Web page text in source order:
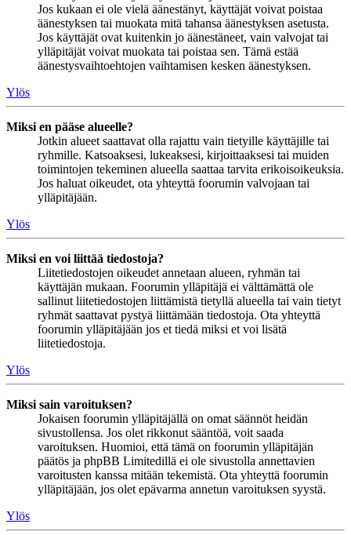
Jos kukaan ei ole vielä äänestänyt, käyttäjät voivat poistaa
äänestyksen tai muokata mitä tahansa äänestyksen asetusta.
Jos käyttäjät ovat kuitenkin jo äänestäneet, vain valvojat tai
ylläpitäjät voivat muokata tai poistaa sen. Tämä estää
äänestysvaihtoehtojen vaihtamisen kesken äänestyksen.
Ylös
Miksi en pääse alueelle?
Jotkin alueet saattavat olla rajattu vain tietyille käyttäjille tai
ryhmille. Katsoaksesi, lukeaksesi, kirjoittaaksesi tai muiden
toimintojen tekeminen alueella saattaa tarvita erikoisoikeuksia.
Jos haluat oikeudet, ota yhteyttä foorumin valvojaan tai
ylläpitäjään.
Ylös
Miksi en voi liittää tiedostoja?
Liitetiedostojen oikeudet annetaan alueen, ryhmän tai
käyttäjän mukaan. Foorumin ylläpitäjä ei välttämättä ole
sallinut liitetiedostojen liittämistä tietyllä alueella tai vain tietyt
ryhmät saattavat pystyä liittämään tiedostoja. Ota yhteyttä
foorumin ylläpitäjään jos et tiedä miksi et voi lisätä
liitetiedostoja.
Ylös
Miksi sain varoituksen?
Jokaisen foorumin ylläpitäjällä on omat säännöt heidän
sivustollensa. Jos olet rikkonut sääntöä, voit saada
varoituksen. Huomioi, että tämä on foorumin ylläpitäjän
päätös ja phpBB Limitedillä ei ole sivustolla annettavien
varoitusten kanssa mitään tekemistä. Ota yhteyttä foorumin
ylläpitäjään, jos olet epävarma annetun varoituksen syystä.
Ylös